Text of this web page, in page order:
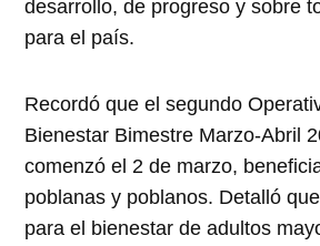
desarrollo, de progreso y sobre
para el país.
Recordó que el segundo
Bienestar Bimestre Marzo-Abril
comenzó el 2 de marzo,
poblanas y poblanos. Detalló
para el bienestar de adultos